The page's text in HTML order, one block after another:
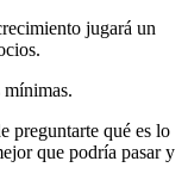
jugará un
mínimas.
preguntarte qué es lo
que podría pasar y